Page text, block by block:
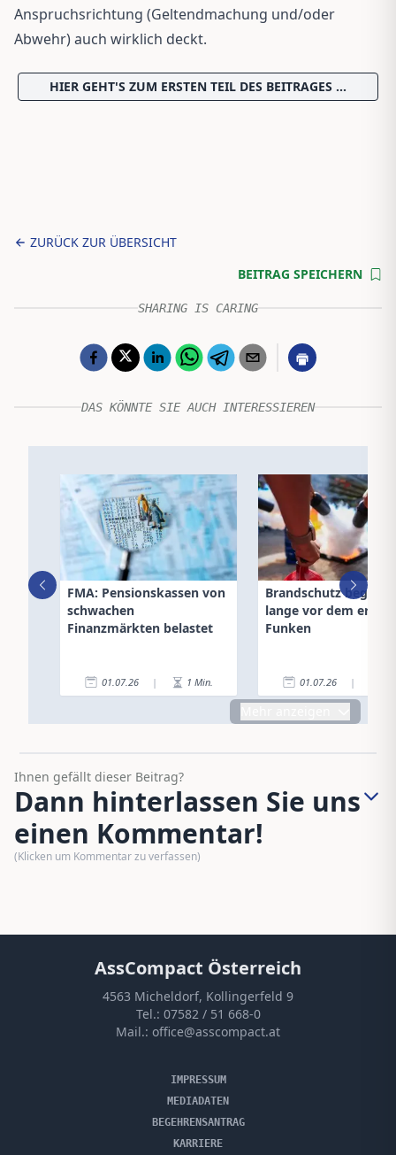
Anspruchsrichtung (Geltendmachung und/oder
Abwehr) auch wirklich deckt.
HIER GEHT'S ZUM ERSTEN TEIL DES BEITRAGES ...
ZURÜCK ZUR ÜBERSICHT
BEITRAG SPEICHERN
SHARING IS CARING
DAS KÖNNTE SIE AUCH INTERESSIEREN
FMA: Pensionskassen von
schwachen
Finanzmärkten belastet
01.07.26 | 1 Min.
Brandschutz beginnt
lange vor dem ersten
Funken
01.07.26 |
Ihnen gefällt dieser Beitrag?
Dann hinterlassen Sie uns
einen Kommentar!
(Klicken um Kommentar zu verfassen)
AssCompact Österreich
4563 Micheldorf, Kollingerfeld 9
Tel.: 07582 / 51 668-0
Mail.: office@asscompact.at
IMPRESSUM
MEDIADATEN
BEGEHRENSANTRAG
KARRIERE